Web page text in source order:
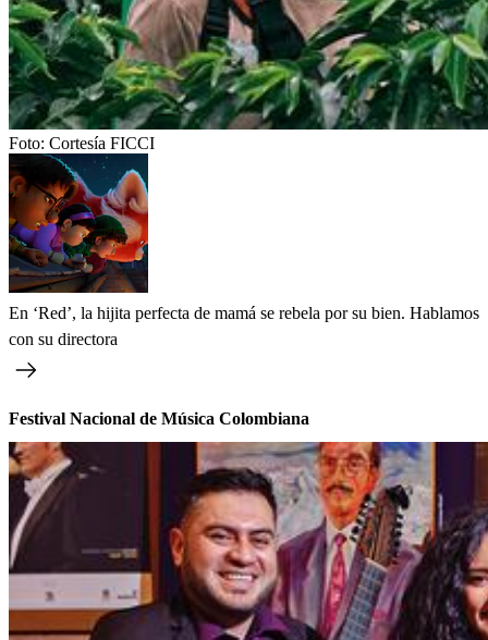
Foto: Cortesía FICCI
En ‘Red’, la hijita perfecta de mamá se rebela por su bien. Hablamos
con su directora
Festival Nacional de Música Colombiana